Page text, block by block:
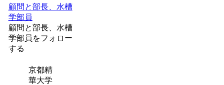
顧問と部長、水槽
学部員
顧問と部長、水槽
学部員をフォロー
する
京都精
華大学